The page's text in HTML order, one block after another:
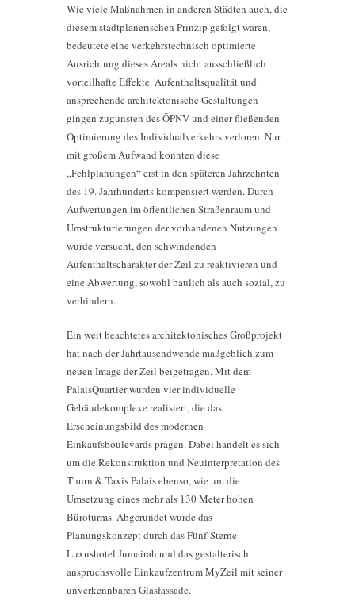
Wie viele Maßnahmen in anderen Städten auch, die
diesem stadtplanerischen Prinzip gefolgt waren,
bedeutete eine verkehrstechnisch optimierte
Ausrichtung dieses Areals nicht ausschließlich
vorteilhafte Effekte. Aufenthaltsqualität und
ansprechende architektonische Gestaltungen
gingen zugunsten des ÖPNV und einer fließenden
Optimierung des Individualverkehrs verloren. Nur
mit großem Aufwand konnten diese
„Fehlplanungen“ erst in den späteren Jahrzehnten
des 19. Jahrhunderts kompensiert werden. Durch
Aufwertungen im öffentlichen Straßenraum und
Umstrukturierungen der vorhandenen Nutzungen
wurde versucht, den schwindenden
Aufenthaltscharakter der Zeil zu reaktivieren und
eine Abwertung, sowohl baulich als auch sozial, zu
verhindern.
Ein weit beachtetes architektonisches Großprojekt
hat nach der Jahrtausendwende maßgeblich zum
neuen Image der Zeil beigetragen. Mit dem
PalaisQuartier wurden vier individuelle
Gebäudekomplexe realisiert, die das
Erscheinungsbild des modernen
Einkaufsboulevards prägen. Dabei handelt es sich
um die Rekonstruktion und Neuinterpretation des
Thurn & Taxis Palais ebenso, wie um die
Umsetzung eines mehr als 130 Meter hohen
Büroturms. Abgerundet wurde das
Planungskonzept durch das Fünf-Sterne-
Luxushotel Jumeirah und das gestalterisch
anspruchsvolle Einkaufzentrum MyZeil mit seiner
unverkennbaren Glasfassade.